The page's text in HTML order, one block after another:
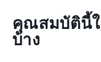
คุณสมบัตินี้
บ้าง